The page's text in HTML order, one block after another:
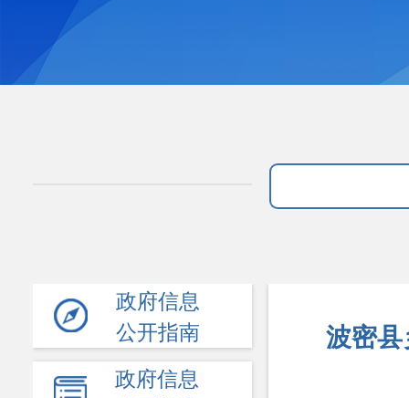
政府信息
公开指南
政府信息
波密县